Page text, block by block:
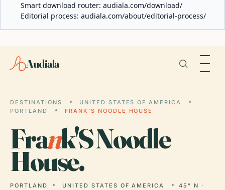
Smart download router: audiala.com/download/
Editorial process: audiala.com/about/editorial-process/
Audiala
DESTINATIONS
UNITED STATES OF AMERICA
PORTLAND
FRANK'S NOODLE HOUSE
Frank'S Noodle
House.
PORTLAND UNITED STATES OF AMERICA
45° N ·